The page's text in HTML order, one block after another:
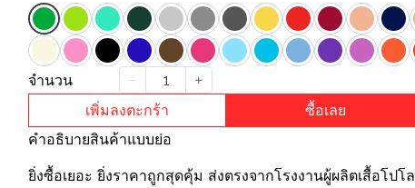
จำนวน
เพิ่มลงตะกร้า ซื้อเลย
คำอธิบายสินค้าแบบย่อ
ยิ่งซื้อเยอะ ยิ่งราคาถูกสุดคุ้ม ส่งตรงจากโรงงานผู้ผลิตเสื้อโปโล